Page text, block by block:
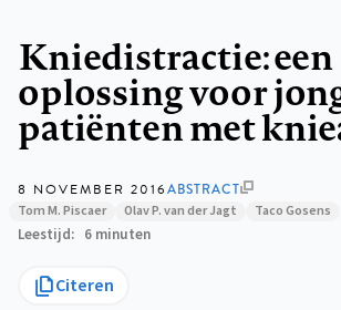
Kniedistractie: een
oplossing voor
patiënten met
8 NOVEMBER 2016ABSTRACT
Tom M. Piscaer Olav P. van der Jagt Taco Gosens
Leestijd 6 minuten
Citeren